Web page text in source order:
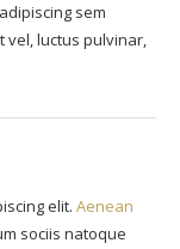
sem
vel, luctus pulvinar,
elit. Aenean
sociis natoque